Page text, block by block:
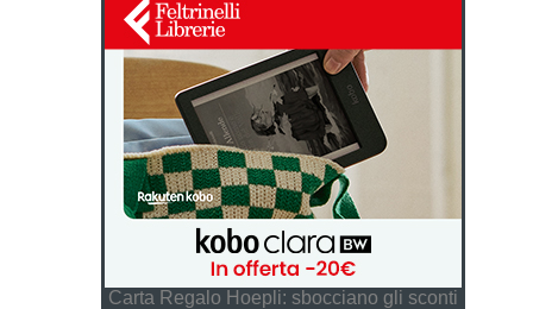
Carta Regalo Hoepli: sbocciano gli sconti